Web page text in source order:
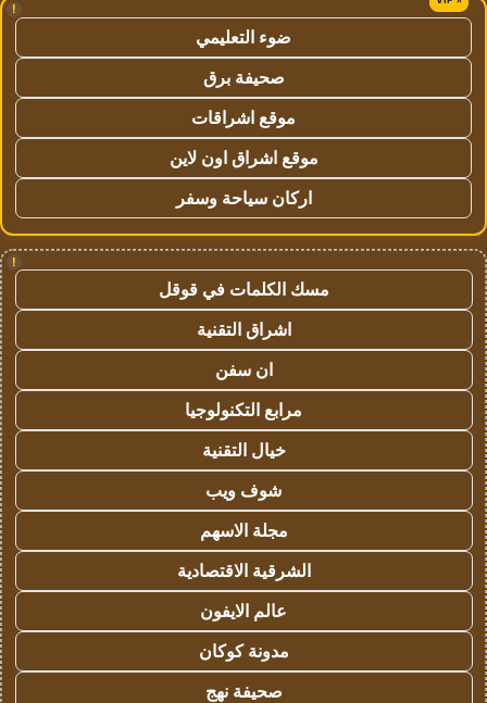
!
ضوء التعليمي
صحيفة برق
موقع اشراقات
موقع اشراق اون لاين
اركان سياحة وسفر
!
مسك الكلمات في قوقل
اشراق التقنية
ان سفن
مرابع التكنولوجيا
خيال التقنية
شوف ويب
مجلة الاسهم
الشرقية الاقتصادية
عالم الايفون
مدونة كوكان
صحيفة نهج